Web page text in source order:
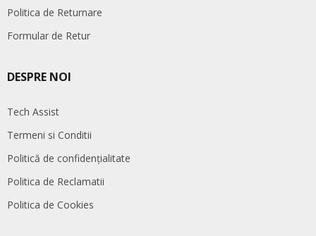
Politica de Returnare
Formular de Retur
DESPRE NOI
Tech Assist
Termeni si Conditii
Politică de confidențialitate
Politica de Reclamatii
Politica de Cookies